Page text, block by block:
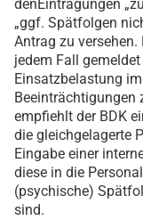
denEintragungen
„ggf. Spätfolgen
Antrag zu
jedem Fall
Einsatzbelastung
Beeinträchtigungen
empfiehlt der BDK
die gleichgelagerte
Eingabe einer
diese in die
(psychische)
sind.